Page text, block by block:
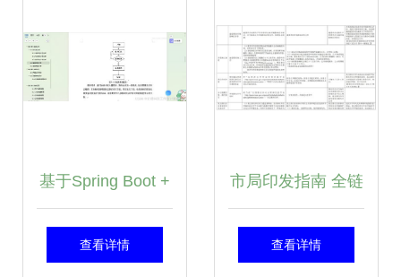
基于Spring Boot +
Vue + MySQL的入
查看详情
市局印发指南 全链
条环境要求覆盖建
查看详情